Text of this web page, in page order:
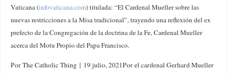
Vaticana (infovaticana.com) titulada: “El Cardenal Mueller sobre las
nuevas restricciones a la Misa tradicional”, trayendo una reflexión del ex
prefecto de la Congregación de la doctrina de la Fe, Cardenal Mueller
acerca del Motu Propio del Papa Francisco.
Por The Catholic Thing | 19 julio, 2021Por el cardenal Gerhard Mueller